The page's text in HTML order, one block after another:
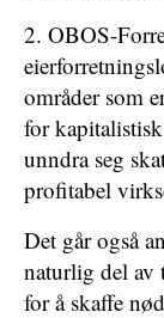
2. OBOS-
områder som
for
unndra seg
profitabel
Det går også
naturlig del av
for å skaffe